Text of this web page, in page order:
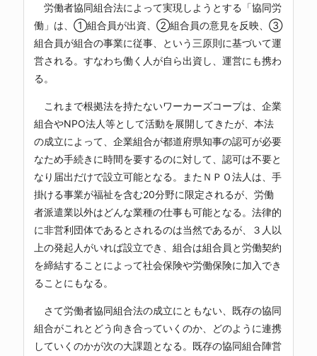
労働者協同組合法によって実現しようとする「協同労
働」は、①組合員が出資、②組合員の意見を反映、③
組合員が組合の事業に従事、という三原則に基づいて運
営される。すなわち働く人が自ら出資し、運営にも携わ
る。
これまで根拠法を持たないワーカーズコープは、企業
組合やNPO法人等として活動を展開してきたが、本法
の成立によって、企業組合が都道府県知事の認可が必要
なため手続きに時間を要するのに対して、認可は不要と
なり届出だけで設立可能となる。またＮＰＯ法人は、手
掛ける事業が福祉を含む20分野に限定されるが、労働
者派遣業以外はどんな業種の仕事も可能となる。法律的
に非営利団体であるとされるのは当然であるが、３人以
上の発起人がいれば設立でき、組合は組合員と労働契約
を締結することによって社会保険や労働保険に加入でき
ることにもなる。
さて労働者協同組合法の成立にともない、既存の協同
組合がこれとどう向き合っていくのか、どのように連携
していくのかが次の大課題となる。既存の協同組合陣営